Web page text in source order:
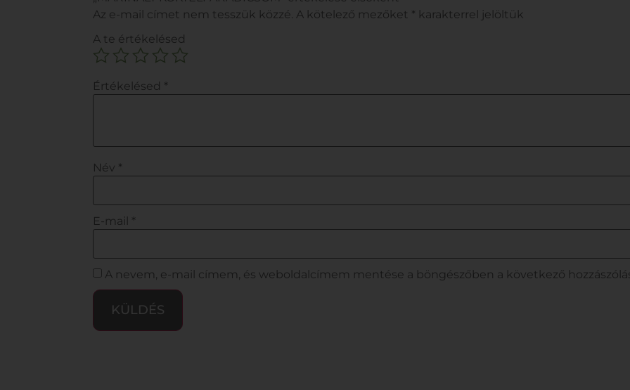
Az e-mail címet nem tesszük közzé. A kötelező mezőket * karakterrel jelöltük
A te értékelésed
Értékelésed *
Név *
E-mail *
A nevem, e-mail címem, és weboldalcímem mentése a böngészőben a következő